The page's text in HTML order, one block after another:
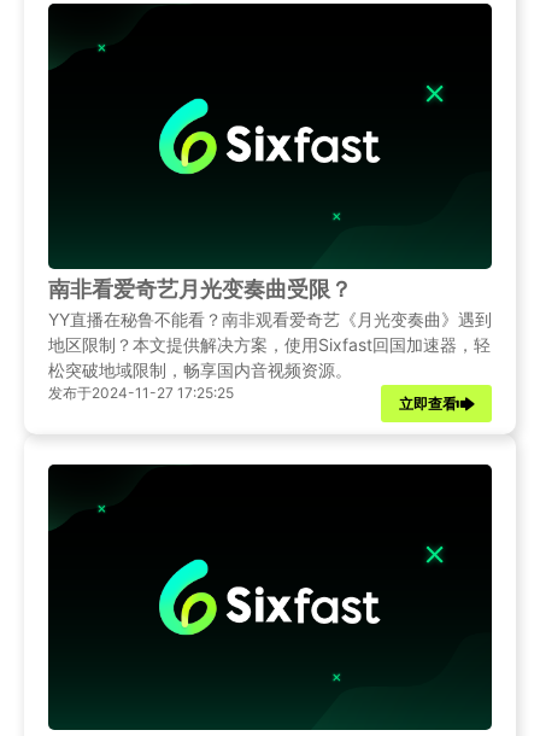
南非看爱奇艺月光变奏曲受限？
YY直播在秘鲁不能看？南非观看爱奇艺《月光变奏曲》遇到
地区限制？本文提供解决方案，使用Sixfast回国加速器，轻
松突破地域限制，畅享国内音视频资源。
发布于2024-11-27 17:25:25
立即查看